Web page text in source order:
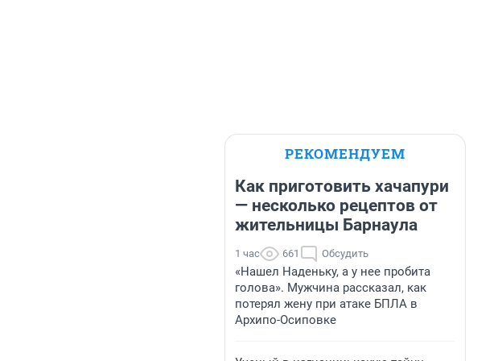
РЕКОМЕНДУЕМ
Как приготовить хачапури
— несколько рецептов от
жительницы Барнаула
1 час 661 Обсудить
«Нашел Наденьку, а у нее пробита
голова». Мужчина рассказал, как
потерял жену при атаке БПЛА в
Архипо-Осиповке